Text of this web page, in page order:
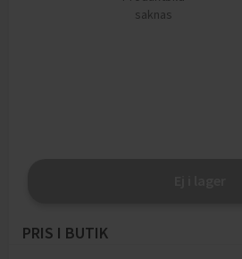
saknas
PRIS I BUTIK